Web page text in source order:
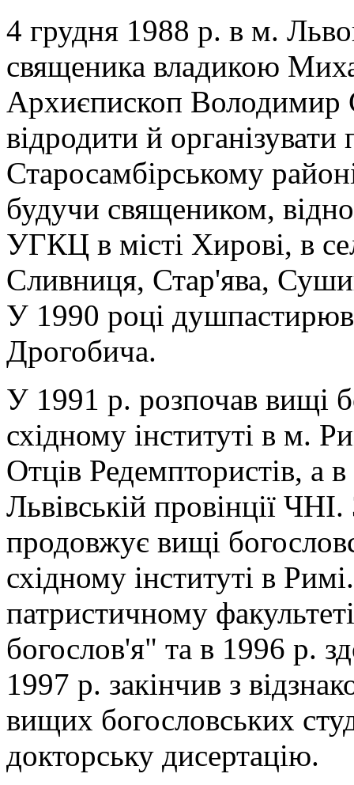
4 грудня 1988 р. в м.
священика владикою
Архиєпископ
відродити й
Старосамбірському
будучи священиком,
УГКЦ в місті Хирові, в
Сливниця, Стар'ява,
У 1990 році
Дрогобича.
У 1991 р. розпочав вищі
східному інституті в м.
Отців Редемптористів, а
Львівській провінції
продовжує вищі
східному інституті в
патристичному
богослов'я" та в 1996 р.
1997 р. закінчив з
вищих богословських
докторську дисертацію.